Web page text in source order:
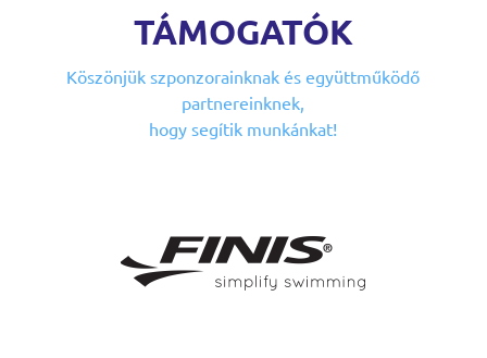
TÁMOGATÓK
Köszönjük szponzorainknakés együttműködő
partnereinknek,
hogy segítik munkánkat!